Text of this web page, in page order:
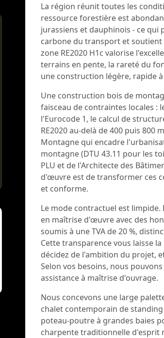
La région réunit toutes les
ressource forestière est
jurassiens et dauphinois - ce
carbone du transport et soutient
zone RE2020 H1c valorise
terrains en pente, la rareté du
une construction légère, rapide
Une construction bois de
faisceau de contraintes locales :
l'Eurocode 1, le calcul de
RE2020 au-delà de 400 puis 800
Montagne qui encadre
montagne (DTU 43.11 pour les
PLU et de l'Architecte des
d'œuvre est de transformer ces
et conforme.
Le mode contractuel est
en maîtrise d'œuvre avec des
soumis à une TVA de 20 %,
Cette transparence vous laisse
décidez de l'ambition du projet,
Selon vos besoins, nous
assistance à maîtrise d'ouvrage.
Nous concevons une large
chalet contemporain de
poteau-poutre à grandes baies
charpente traditionnelle d'esprit